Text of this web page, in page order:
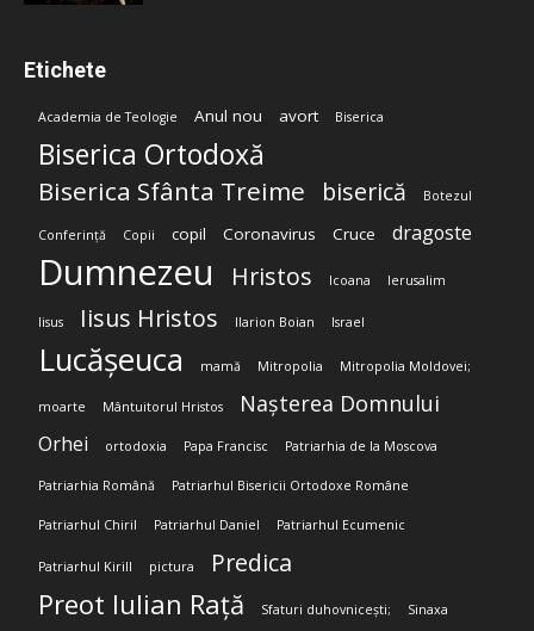
Etichete
Academia de Teologie Anul nou avort Biserica
Biserica Ortodoxă
Biserica Sfânta Treime biserică Botezul
Conferință Copii copil Coronavirus Cruce dragoste
Dumnezeu Hristos Icoana Ierusalim
Iisus Iisus Hristos Ilarion Boian Israel
Lucășeuca mamă Mitropolia Mitropolia Moldovei;
moarte Mântuitorul Hristos Nașterea Domnului
Orhei ortodoxia Papa Francisc Patriarhia de la Moscova
Patriarhia Română Patriarhul Bisericii Ortodoxe Române
Patriarhul Chiril Patriarhul Daniel Patriarhul Ecumenic
Patriarhul Kirill pictura Predica
Preot Iulian Rață Sfaturi duhovnicești; Sinaxa